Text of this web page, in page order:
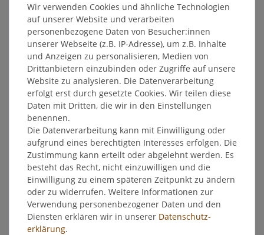
Wunschliste
* inkl. ges. MwSt. zzgl. Versandkosten
Beschreibung
Weitere Details
EU-Verantwortlicher
Hersteller
Wir verwenden Cookies und ähnliche Technologien
auf unserer Website und verarbeiten
personenbezogene Daten von Besucher:innen
unserer Webseite (z.B. IP-Adresse), um z.B. Inhalte
und Anzeigen zu personalisieren, Medien von
Drittanbietern einzubinden oder Zugriffe auf unsere
Website zu analysieren. Die Datenverarbeitung
erfolgt erst durch gesetzte Cookies. Wir teilen diese
Daten mit Dritten, die wir in den Einstellungen
benennen.
Die Datenverarbeitung kann mit Einwilligung oder
aufgrund eines berechtigten Interesses erfolgen. Die
Zustimmung kann erteilt oder abgelehnt werden. Es
besteht das Recht, nicht einzuwilligen und die
Einwilligung zu einem späteren Zeitpunkt zu ändern
oder zu widerrufen. Weitere Informationen zur
Verwendung personenbezogener Daten und den
Diensten erklären wir in unserer Daten­schutz­
erklärung.